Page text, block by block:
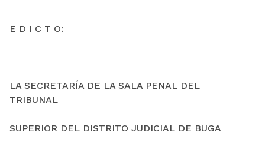
E D I C T O:
LA SECRETARÍA DE LA SALA PENAL DEL
TRIBUNAL
SUPERIOR DEL DISTRITO JUDICIAL DE BUGA